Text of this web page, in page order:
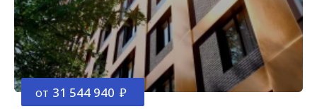
от 31 544 940